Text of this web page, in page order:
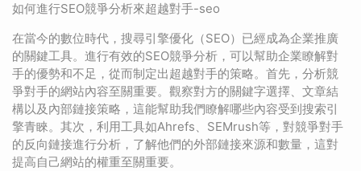
如何進行SEO競爭分析來超越對手-seo
在當今的數位時代，搜尋引擎優化（SEO）已經成為企業推廣
的關鍵工具。進行有效的SEO競爭分析，可以幫助企業瞭解對
手的優勢和不足，從而制定出超越對手的策略。首先，分析競
爭對手的網站內容至關重要。觀察對方的關鍵字選擇、文章結
構以及內部鏈接策略，這能幫助我們瞭解哪些內容受到搜索引
擎青睞。其次，利用工具如Ahrefs、SEMrush等，對競爭對手
的反向鏈接進行分析，了解他們的外部鏈接來源和數量，這對
提高自己網站的權重至關重要。